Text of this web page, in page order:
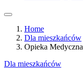
Home
Dla mieszkańców
Opieka Medyczna
Dla mieszkańców